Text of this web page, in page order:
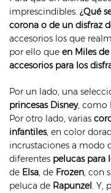
imprescindibles. ¿Qué
corona o de un disfraz
accesorios los que
por ello que en Miles
accesorios para los
Por un lado, una
princesas Disney, como
Por otro lado, varias
infantiles, en color
incrustaciones a modo
diferentes pelucas para
de Elsa, de Frozen, con
peluca de Rapunzel. Y,